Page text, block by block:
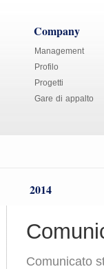
Company
Management
Profilo
Progetti
Gare di appalto
2014
Comunicato